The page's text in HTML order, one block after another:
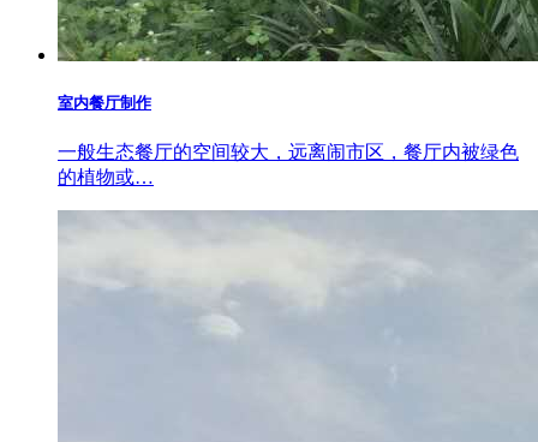
室内餐厅制作
一般生态餐厅的空间较大，远离闹市区，餐厅内被绿色
的植物或…